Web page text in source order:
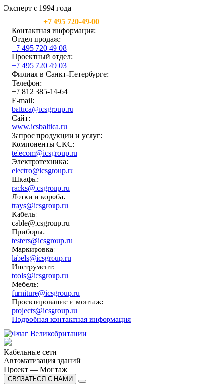
Эксперт с 1994 года
+7 495 720-49-00
Контактная информация:
Отдел продаж:
+7 495 720 49 08
Проектный отдел:
+7 495 720 49 03
Филиал в Санкт-Петербурге:
Телефон:
+7 812 385-14-64
E-mail:
baltica@icsgroup.ru
Сайт:
www.icsbaltica.ru
Запрос продукции и услуг:
Компоненты СКС:
telecom@icsgroup.ru
Электротехника:
electro@icsgroup.ru
Шкафы:
racks@icsgroup.ru
Лотки и короба:
trays@icsgroup.ru
Кабель:
cable@icsgroup.ru
Приборы:
testers@icsgroup.ru
Маркировка:
labels@icsgroup.ru
Инструмент:
tools@icsgroup.ru
Мебель:
furniture@icsgroup.ru
Проектирование и монтаж:
projects@icsgroup.ru
Подробная контактная информация
Кабельные сети
Автоматизация зданий
Проект — Монтаж
СВЯЗАТЬСЯ С НАМИ